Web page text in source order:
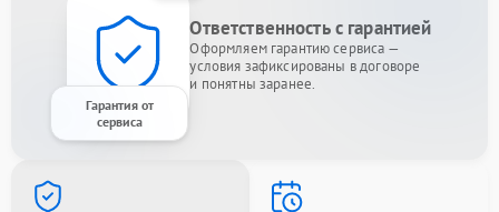
Гарантия от
сервиса
Ответственность с гарантией
Оформляем гарантию сервиса —
условия зафиксированы в договоре
и понятны заранее.